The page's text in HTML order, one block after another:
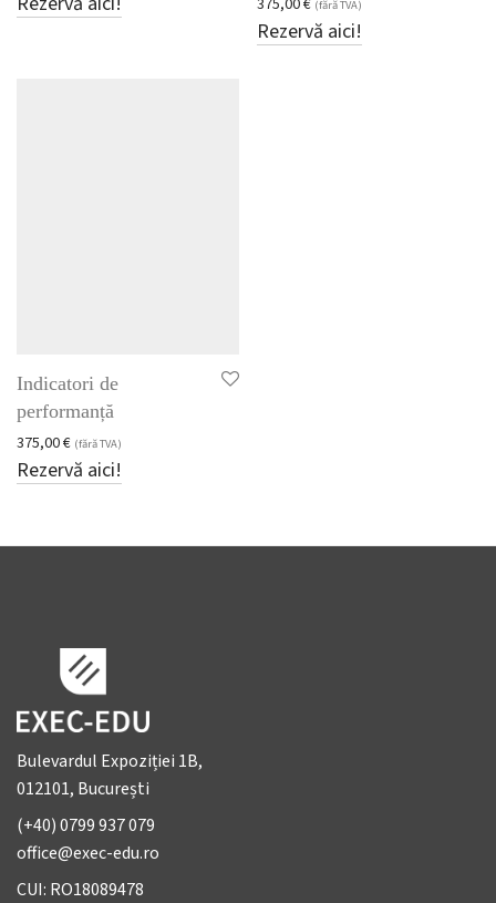
375,00€ (fără TVA)
Rezervă aici!
Indicatori de
performanță
375,00€ (fără TVA)
Rezervă aici!
Bulevardul Expoziției 1B,
012101, București
(+40) 0799 937 079
office@exec-edu.ro
CUI: RO18089478